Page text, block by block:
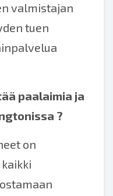
valmistajan
tuen
paalaimia ja
?
on